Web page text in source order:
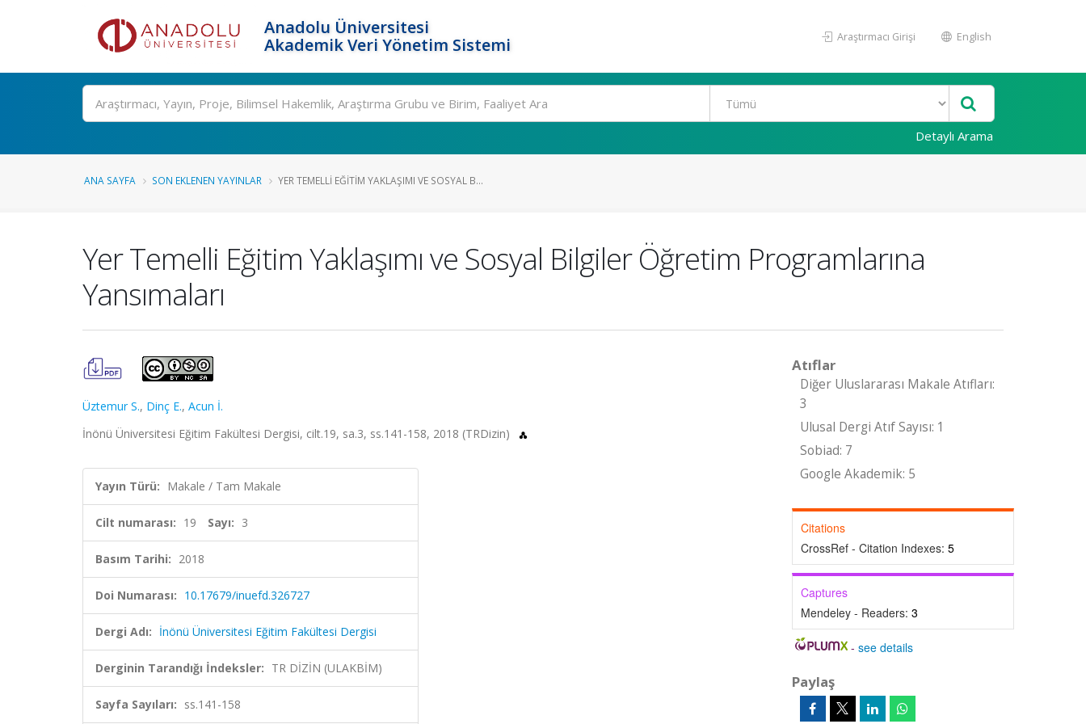
Anadolu Üniversitesi
Akademik Veri Yönetim Sistemi
Araştırmacı Girişi English
Ara
Detaylı Arama
ANA SAYFA SON EKLENEN YAYINLAR YER TEMELLI EĞITIM YAKLAŞIMI VE SOSYAL B...
Yer Temelli Eğitim Yaklaşımı ve Sosyal Bilgiler Öğretim Programlarına
Yansımaları
Üztemur S., Dinç E., Acun İ.
İnönü Üniversitesi Eğitim Fakültesi Dergisi, cilt.19, sa.3, ss.141-158, 2018 (TRDizin)
Yayın Türü: Makale / Tam Makale
Cilt numarası: 19 Sayı: 3
Basım Tarihi: 2018
Doi Numarası: 10.17679/inuefd.326727
Dergi Adı: İnönü Üniversitesi Eğitim Fakültesi Dergisi
Derginin Tarandığı İndeksler: TR DİZİN (ULAKBİM)
Sayfa Sayıları: ss.141-158
Atıflar
Diğer Uluslararası Makale Atıfları:
3
Ulusal Dergi Atıf Sayısı: 1
Sobiad: 7
Google Akademik: 5
Citations
CrossRef - Citation Indexes: 5
Captures
Mendeley - Readers: 3
-see details
Paylaş